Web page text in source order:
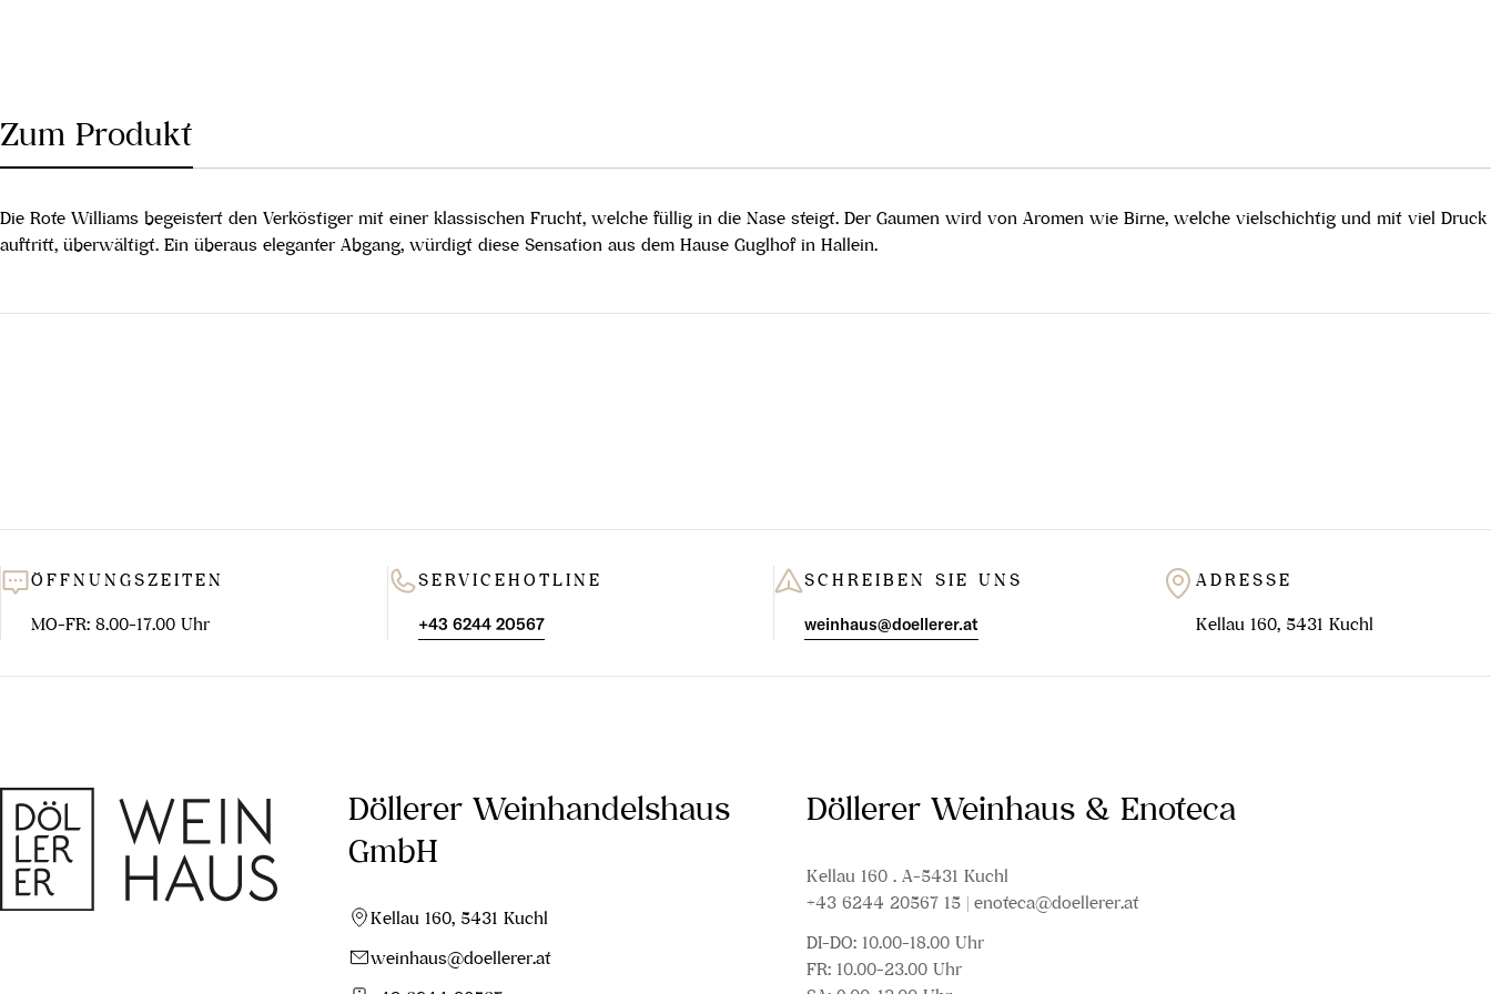
Zum Produkt
Die Rote Williams begeistert den Verköstiger mit einer klassischen Frucht, welche füllig in die Nase steigt. Der Gaumen wird von Aromen wie Birne, welche vielschichtig und mit viel Druck
auftritt, überwältigt. Ein überaus eleganter Abgang, würdigt diese Sensation aus dem Hause Guglhof in Hallein.
ÖFFNUNGSZEITEN
MO-FR: 8.00-17.00 Uhr
SERVICEHOTLINE
+43 6244 20567
SCHREIBEN SIE UNS
weinhaus@doellerer.at
ADRESSE
Kellau 160, 5431 Kuchl
Döllerer Weinhandelshaus
GmbH
Kellau 160, 5431 Kuchl
weinhaus@doellerer.at
Döllerer Weinhaus & Enoteca
Kellau 160 . A-5431 Kuchl
+43 6244 20567 15 | enoteca@doellerer.at
DI-DO: 10.00-18.00 Uhr
FR: 10.00-23.00 Uhr